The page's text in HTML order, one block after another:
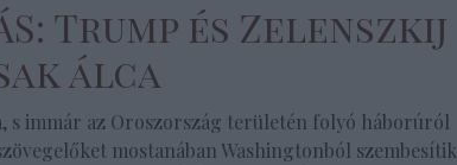
Trump és Zelenszkij
álca
s immár az Oroszország területén folyó háborúról
mostanában Washingtonból szembesítik